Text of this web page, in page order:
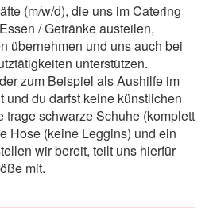
(m/w/d), die uns im Catering
/ Getränke austeilen,
übernehmen und uns auch bei
unterstützen.
zum Beispiel als Aushilfe im
und du darfst keine künstlichen
trage schwarze Schuhe (komplett
Hose (keine Leggins) und ein
wir bereit, teilt uns hierfür
mit.